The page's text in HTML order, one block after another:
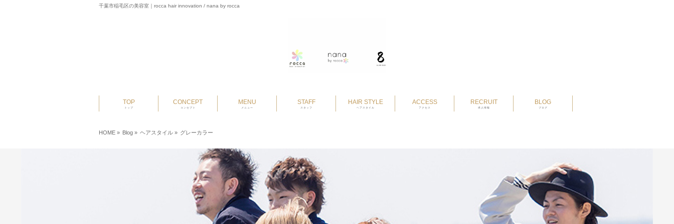
千葉市稲毛区の美容室｜rocca hair innovation / nana by rocca
TOP
トップ
CONCEPT
コンセプト
MENU
メニュー
STAFF
スタッフ
HAIR STYLE
ヘアスタイル
ACCESS
アクセス
RECRUIT
求人情報
BLOG
ブログ
HOME » Blog » ヘアスタイル » グレーカラー